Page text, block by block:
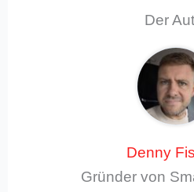
Der
Denny
Gründer von